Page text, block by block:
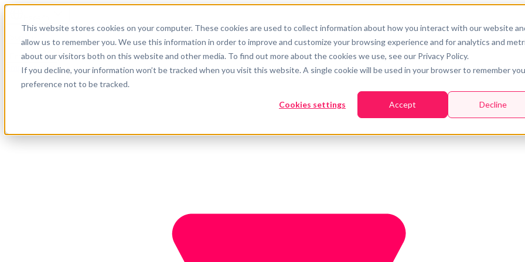
This website stores cookies on your computer. These cookies are used to collect information about how you interact with our website
allow us to remember you. We use this information in order to improve and customize your browsing experience and for analytics and
about our visitors both on this website and other media. To find out more about the cookies we use, see our Privacy Policy.
If you decline, your information won’t be tracked when you visit this website. A single cookie will be used in your browser to remember
preference not to be tracked.
Cookies settings Accept Decline
Soporte
Empresa
Empieza ahora